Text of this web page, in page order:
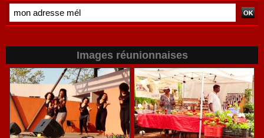
Images réunionnaises